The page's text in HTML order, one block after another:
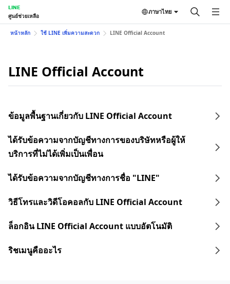
LINE
ศูนย์ช่วยเหลือ
ภาษาไทย
หน้าหลัก ใช้ LINE เพิ่มความสะดวก LINE Official Account
LINE Official Account
ข้อมูลพื้นฐานเกี่ยวกับ LINE Official Account
ได้รับข้อความจากบัญชีทางการของบริษัทหรือผู้ให้
บริการที่ไม่ได้เพิ่มเป็นเพื่อน
ได้รับข้อความจากบัญชีทางการชื่อ "LINE"
วิธีโทรและวิดีโอคอลกับ LINE Official Account
ล็อกอิน LINE Official Account แบบอัตโนมัติ
ริชเมนูคืออะไร